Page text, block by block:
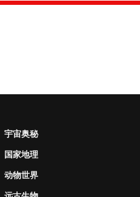
宇宙奥秘
国家地理
动物世界